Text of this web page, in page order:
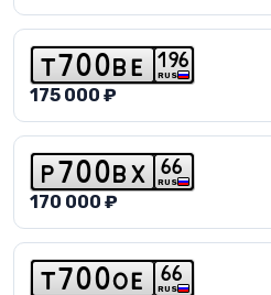
t 7 00 b e RUS
1 96
175 000 ₽
p 7 00 b x RUS
66
170 000 ₽
t 7 00o e RUS
66